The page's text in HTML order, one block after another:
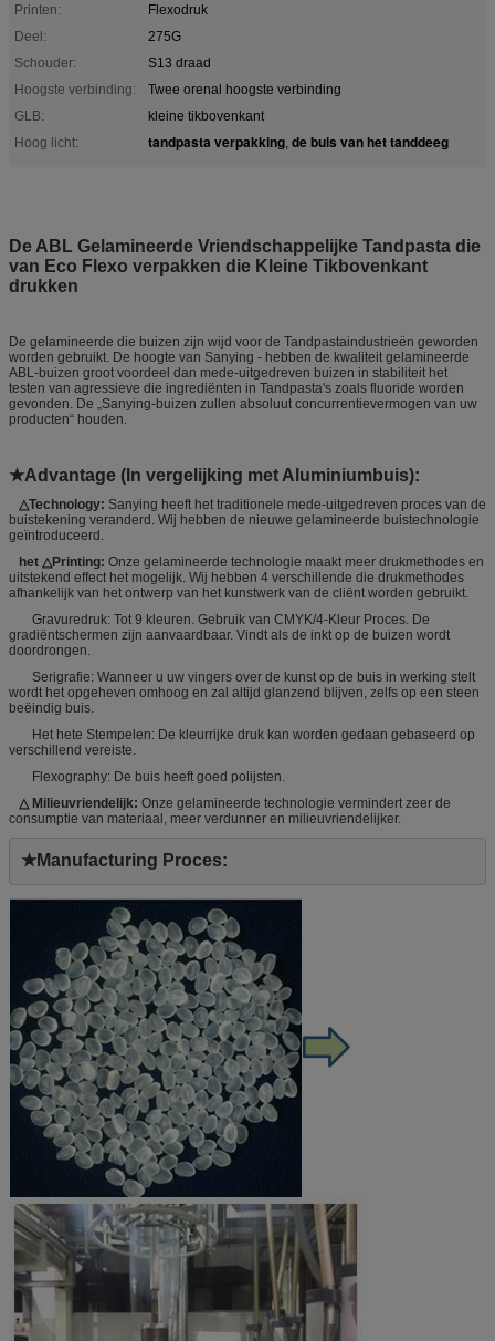
Printen:
Flexodruk
Deel:
275G
Schouder:
S13 draad
Hoogste verbinding:
Twee orenal hoogste verbinding
GLB:
kleine tikbovenkant
Hoog licht:
tandpasta verpakking, de buis van het tanddeeg
De ABL Gelamineerde Vriendschappelijke Tandpasta die
van Eco Flexo verpakken die Kleine Tikbovenkant
drukken
De gelamineerde die buizen zijn wijd voor de Tandpastaindustrieën geworden
worden gebruikt. De hoogte van Sanying - hebben de kwaliteit gelamineerde
ABL-buizen groot voordeel dan mede-uitgedreven buizen in stabiliteit het
testen van agressieve die ingrediënten in Tandpasta's zoals fluoride worden
gevonden. De „Sanying-buizen zullen absoluut concurrentievermogen van uw
producten“ houden.
★Advantage (In vergelijking met Aluminiumbuis):
△Technology: Sanying heeft het traditionele mede-uitgedreven proces van de
buistekening veranderd. Wij hebben de nieuwe gelamineerde buistechnologie
geïntroduceerd.
het △Printing: Onze gelamineerde technologie maakt meer drukmethodes en
uitstekend effect het mogelijk. Wij hebben 4 verschillende die drukmethodes
afhankelijk van het ontwerp van het kunstwerk van de cliënt worden gebruikt.
Gravuredruk: Tot 9 kleuren. Gebruik van CMYK/4-Kleur Proces. De
gradiëntschermen zijn aanvaardbaar. Vindt als de inkt op de buizen wordt
doordrongen.
Serigrafie: Wanneer u uw vingers over de kunst op de buis in werking stelt
wordt het opgeheven omhoog en zal altijd glanzend blijven, zelfs op een steen
beëindig buis.
Het hete Stempelen: De kleurrijke druk kan worden gedaan gebaseerd op
verschillend vereiste.
Flexography: De buis heeft goed polijsten.
△ Milieuvriendelijk: Onze gelamineerde technologie vermindert zeer de
consumptie van materiaal, meer verdunner en milieuvriendelijker.
★Manufacturing Proces: